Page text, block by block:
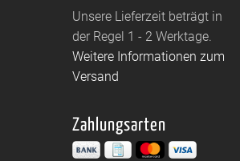
Unsere Lieferzeit beträgt in
der Regel 1 - 2 Werktage.
Weitere Informationen zum
Versand
Zahlungsarten